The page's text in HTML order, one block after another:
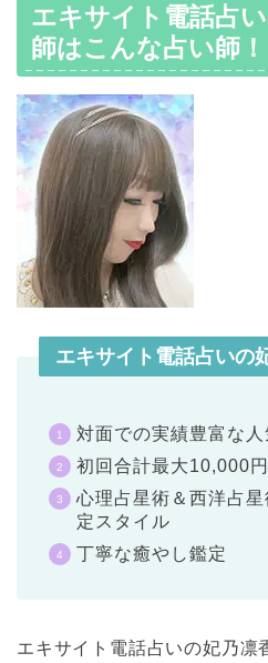
エキサイト電話占
師はこんな占い師！
エキサイト電話占いの
対面での実績豊富な人
初回合計最大10,000
心理占星術＆西洋占
定スタイル
丁寧な癒やし鑑定
エキサイト電話占いの妃乃凛